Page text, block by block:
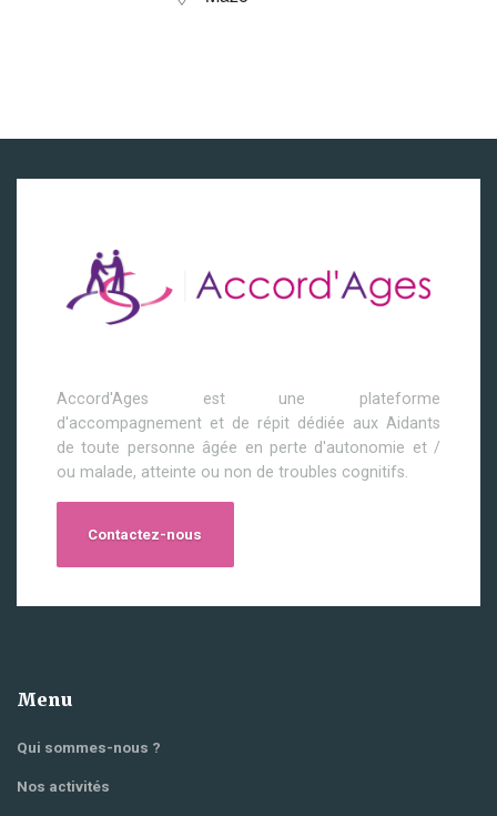
Accord'Ages est une plateforme
d'accompagnement et de répit dédiée aux Aidants
de toute personne âgée en perte d'autonomie et /
ou malade, atteinte ou non de troubles cognitifs.
Contactez-nous
Menu
Qui sommes-nous ?
Nos activités